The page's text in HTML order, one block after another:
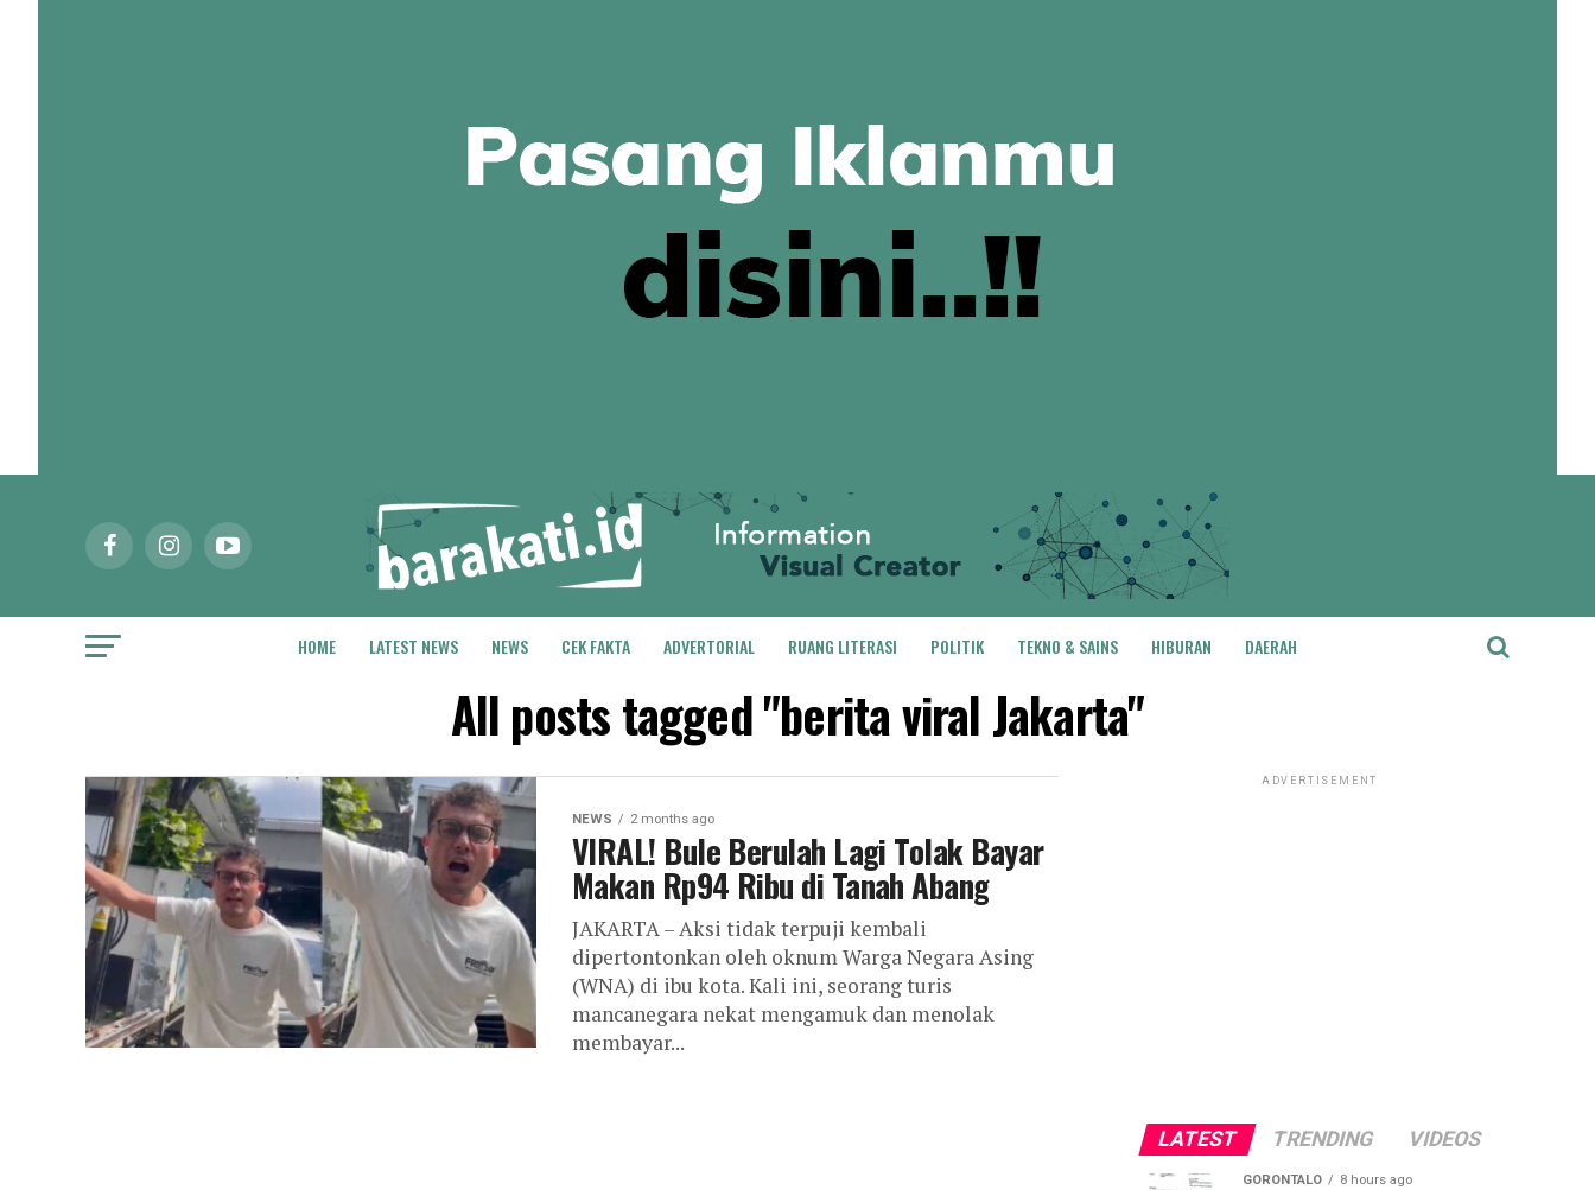
HOME LATEST NEWS NEWS CEK FAKTA ADVERTORIAL RUANG LITERASI POLITIK TEKNO & SAINS HIBURAN DAERAH
All posts tagged "berita viral Jakarta"
NEWS 2 months ago
VIRAL! Bule Berulah Lagi Tolak Bayar
Makan Rp94 Ribu di Tanah Abang
JAKARTA – Aksi tidak terpuji kembali
dipertontonkan oleh oknum Warga Negara Asing
(WNA) di ibu kota. Kali ini, seorang turis
mancanegara nekat mengamuk dan menolak
membayar...
ADVERTISEMENT
LATEST TRENDING VIDEOS
GORONTALO 8 hours ago